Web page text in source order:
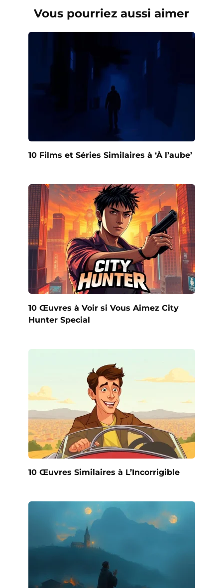
Vous pourriez aussi aimer
10 Films et Séries Similaires à ‘À l’aube’
10 Œuvres à Voir si Vous Aimez City
Hunter Special
10 Œuvres Similaires à L’Incorrigible